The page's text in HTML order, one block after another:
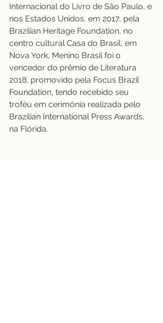
Internacional do Livro de São Paulo, e
nos Estados Unidos, em 2017, pela
Brazilian Heritage Foundation, no
centro cultural Casa do Brasil, em
Nova York, Menino Brasil foi o
vencedor do prêmio de Literatura
2018, promovido pela Focus Brazil
Foundation, tendo recebido seu
troféu em cerimônia realizada pelo
Brazilian International Press Awards,
na Flórida.